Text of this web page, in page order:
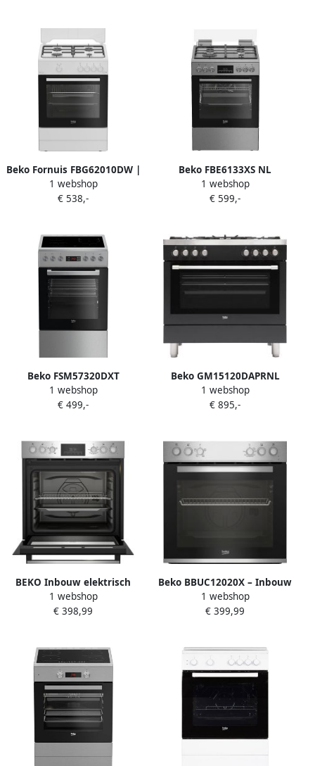
Beko Fornuis FBG62010DW |
Keuken- en Kookartikelen |
8690842677205
1 webshop
€ 538,-
Beko FBE6133XS NL
Gasfornuis Grijs
1 webshop
€ 599,-
Beko FSM57320DXT
Vrijstaand fornuis
Keramisch Roestvrijstaal
1 webshop
€ 499,-
Beko GM15120DAPRNL
Gemengd Fornuis
1 webshop
€ 895,-
BEKO Inbouw elektrisch
fornuisset BBUC1132T0X
1 webshop
€ 398,99
Beko BBUC12020X – Inbouw
Herd-Set 60 cm –
Glaskeramisch Kookveld 4-
1 webshop
€ 399,99